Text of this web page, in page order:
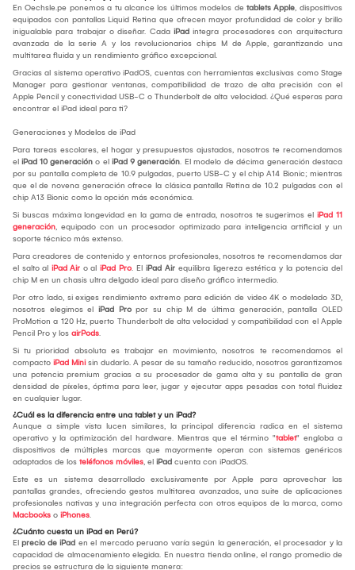
En Oechsle.pe ponemos a tu alcance los últimos modelos de tablets Apple, dispositivos
equipados con pantallas Liquid Retina que ofrecen mayor profundidad de color y brillo
inigualable para trabajar o diseñar. Cada iPad integra procesadores con arquitectura
avanzada de la serie A y los revolucionarios chips M de Apple, garantizando una
multitarea fluida y un rendimiento gráfico excepcional.
Gracias al sistema operativo iPadOS, cuentas con herramientas exclusivas como Stage
Manager para gestionar ventanas, compatibilidad de trazo de alta precisión con el
Apple Pencil y conectividad USB-C o Thunderbolt de alta velocidad. ¿Qué esperas para
encontrar el iPad ideal para ti?
Generaciones y Modelos de iPad
Para tareas escolares, el hogar y presupuestos ajustados, nosotros te recomendamos
el iPad 10 generación o el iPad 9 generación. El modelo de décima generación destaca
por su pantalla completa de 10.9 pulgadas, puerto USB-C y el chip A14 Bionic; mientras
que el de novena generación ofrece la clásica pantalla Retina de 10.2 pulgadas con el
chip A13 Bionic como la opción más económica.
Si buscas máxima longevidad en la gama de entrada, nosotros te sugerimos el iPad 11
generación, equipado con un procesador optimizado para inteligencia artificial y un
soporte técnico más extenso.
Para creadores de contenido y entornos profesionales, nosotros te recomendamos dar
el salto al iPad Air o al iPad Pro. El iPad Air equilibra ligereza estética y la potencia del
chip M en un chasis ultra delgado ideal para diseño gráfico intermedio.
Por otro lado, si exiges rendimiento extremo para edición de video 4K o modelado 3D,
nosotros elegimos el iPad Pro por su chip M de última generación, pantalla OLED
ProMotion a 120 Hz, puerto Thunderbolt de alta velocidad y compatibilidad con el Apple
Pencil Pro y los airPods.
Si tu prioridad absoluta es trabajar en movimiento, nosotros te recomendamos el
compacto iPad Minisin dudarlo. A pesar de su tamaño reducido, nosotros garantizamos
una potencia premium gracias a su procesador de gama alta y su pantalla de gran
densidad de píxeles, óptima para leer, jugar y ejecutar apps pesadas con total fluidez
en cualquier lugar.
¿Cuál es la diferencia entre una tablet y un iPad?
Aunque a simple vista lucen similares, la principal diferencia radica en el sistema
operativo y la optimización del hardware. Mientras que el término "tablet" engloba a
dispositivos de múltiples marcas que mayormente operan con sistemas genéricos
adaptados de los teléfonos móviles, el iPad cuenta con iPadOS.
Este es un sistema desarrollado exclusivamente por Apple para aprovechar las
pantallas grandes, ofreciendo gestos multitarea avanzados, una suite de aplicaciones
profesionales nativas y una integración perfecta con otros equipos de la marca, como
Macbooks o iPhones.
¿Cuánto cuesta un iPad en Perú?
El precio de iPad en el mercado peruano varía según la generación, el procesador y la
capacidad de almacenamiento elegida. En nuestra tienda online, el rango promedio de
precios se estructura de la siguiente manera: